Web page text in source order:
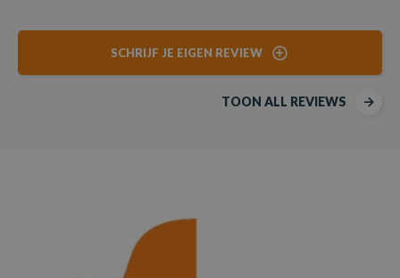
SCHRIJF JE EIGEN REVIEW
TOON ALL REVIEWS